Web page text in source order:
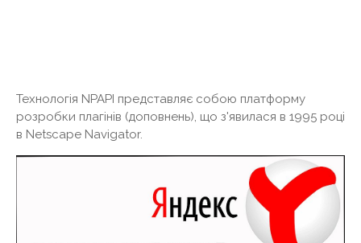
Технологія NPAPI представляє собою платформу
розробки плагінів (доповнень), що з'явилася в 1995 році
в Netscape Navigator.